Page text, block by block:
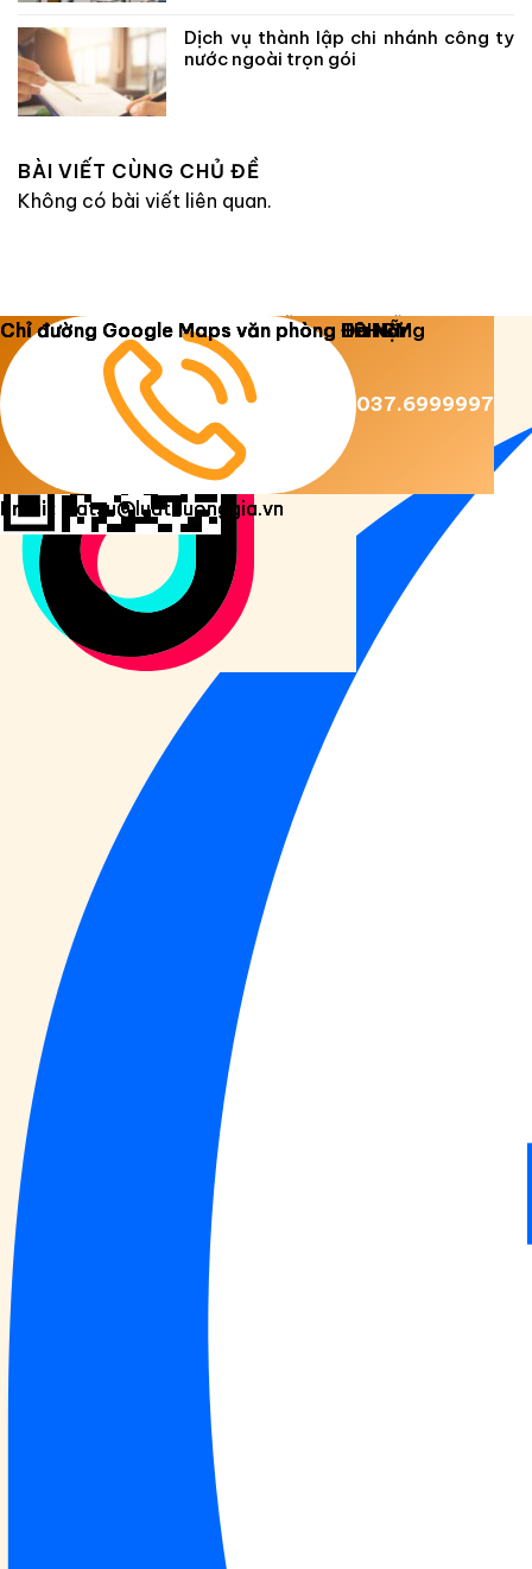
Dịch vụ thành lập chi nhánh công ty
nước ngoài trọn gói
BÀI VIẾT CÙNG CHỦ ĐỀ
Không có bài viết liên quan.
Copyright 2026 © Luật Dương Gia